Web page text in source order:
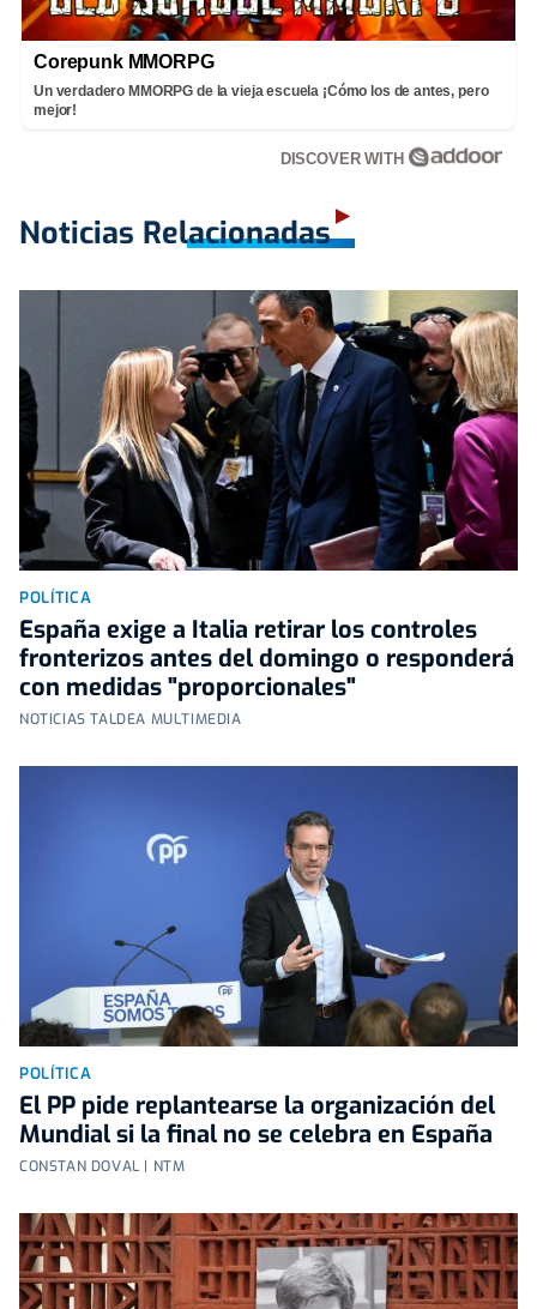
Corepunk MMORPG
Un verdadero MMORPG de la vieja escuela ¡Cómo los de antes, pero
mejor!
DISCOVER WITH
Noticias Relacionadas
POLÍTICA
España exige a Italia retirar los controles
fronterizos antes del domingo o responderá
con medidas "proporcionales"
NOTICIAS TALDEA MULTIMEDIA
POLÍTICA
El PP pide replantearse la organización del
Mundial si la final no se celebra en España
CONSTAN DOVAL | NTM